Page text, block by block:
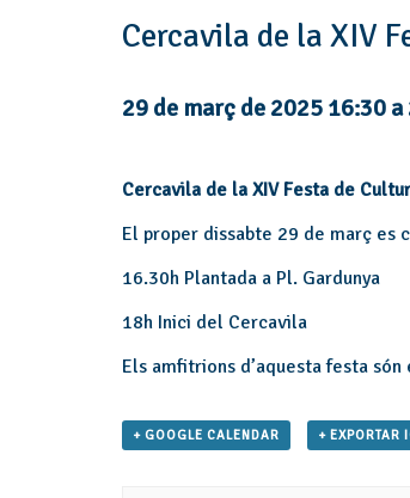
Cercavila de la XIV
29 de març de 2025 16:30 a
Cercavila de la XIV Festa de
El proper dissabte 29 de març es
16.30h Plantada a Pl. Gardunya
18h Inici del Cercavila
Els amfitrions d’aquesta festa
+ GOOGLE CALENDAR + EXPORTAR